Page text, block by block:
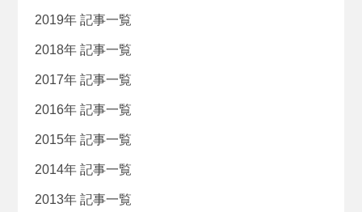
2019年 記事一覧
2018年 記事一覧
2017年 記事一覧
2016年 記事一覧
2015年 記事一覧
2014年 記事一覧
2013年 記事一覧